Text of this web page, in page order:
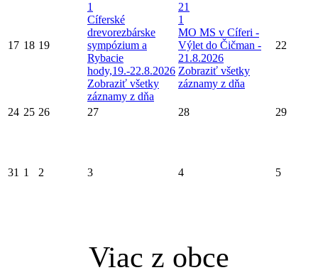
17 18 19
1
Cíferské
drevorezbárske
sympózium a
Rybacie
hody,19.-22.8.2026
Zobraziť všetky
záznamy z dňa
21
1
MO MS v Cíferi -
Výlet do Čičman -
21.8.2026
Zobraziť všetky
záznamy z dňa
22
24 25 26 27 28 29
31 1 2 3 4 5
Viac z obce